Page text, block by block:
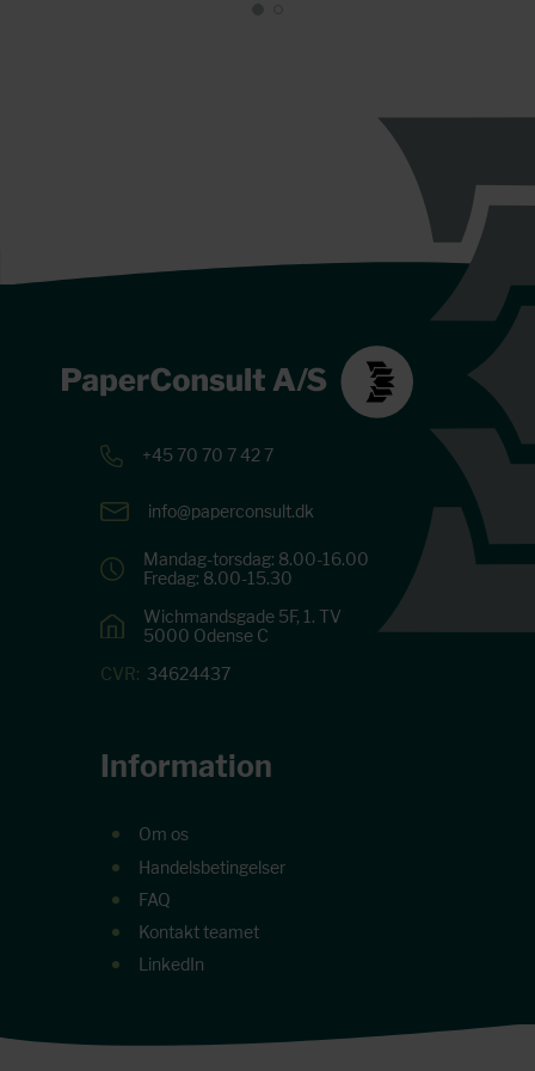
+45 70 70 7 42 7
info@paperconsult.dk
Mandag-torsdag: 8.00-16.00
Fredag: 8.00-15.30
Wichmandsgade 5F, 1. TV
5000 Odense C
CVR: 34624437
Information
Om os
Handelsbetingelser
FAQ
Kontakt teamet
LinkedIn